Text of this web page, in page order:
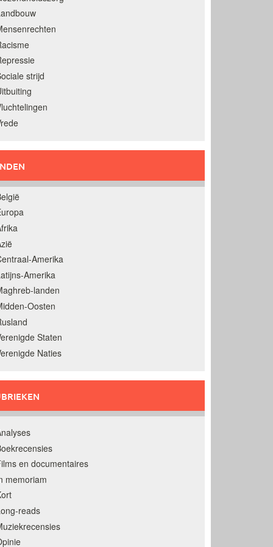
strijd
Amerika
Amerika
landen
Oosten
Staten
Naties
en documentaires
memoriam
reads